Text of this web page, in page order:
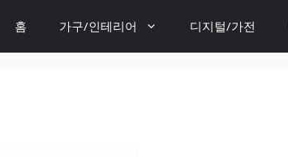
홈 가구/인테리어 디지털/가전